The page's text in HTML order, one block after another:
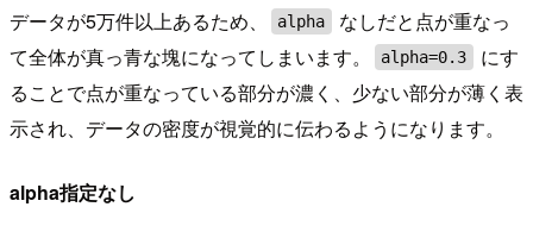
データが5万件以上あるため、 alpha
なしだと点が重なっ
て全体が真っ青な塊になってしまいます。
alpha=0.3
にす
ることで点が重なっている部分が濃く、少ない部分が薄く表
示され、データの密度が視覚的に伝わるようになります。
alpha指定なし